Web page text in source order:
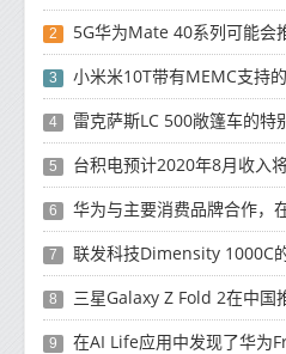
2 5G华为Mate 40系列可能会
3 小米米10T带有MEMC支持
4 雷克萨斯LC 500敞篷车的特
5 台积电预计2020年8月收入
6 华为与主要消费品牌合作，在中国推出
7 联发科技Dimensity 1000C的
8 三星Galaxy Z Fold 2在中国
9 在AI Life应用中发现了华为